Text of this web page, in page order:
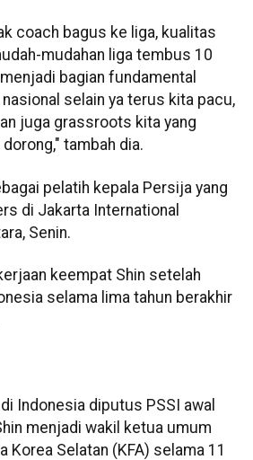
coach bagus ke liga, kualitas
mudahan liga tembus 10
bagian fundamental
selain ya terus kita pacu,
juga grassroots kita yang
tambah dia.
pelatih kepala Persija yang
di Jakarta International
Senin.
keempat Shin setelah
selama lima tahun berakhir
Indonesia diputus PSSI awal
menjadi wakil ketua umum
Korea Selatan (KFA) selama 11